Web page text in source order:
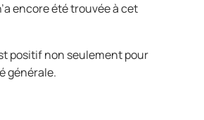
encore été trouvée à cet
positif non seulement pour
générale.